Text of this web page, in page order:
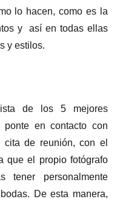
lo hacen, como es la
y así en todas ellas
y estilos.
de los 5 mejores
en contacto con
de reunión, con el
que el propio fotógrafo
tener personalmente
De esta manera,